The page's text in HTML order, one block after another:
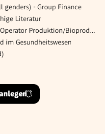
genders) - Group Finance
Literatur
Begeisterung für Biotechnologie? Operator Produktion/Bioproduktion gesucht (m/w/d)
im Gesundheitswesen